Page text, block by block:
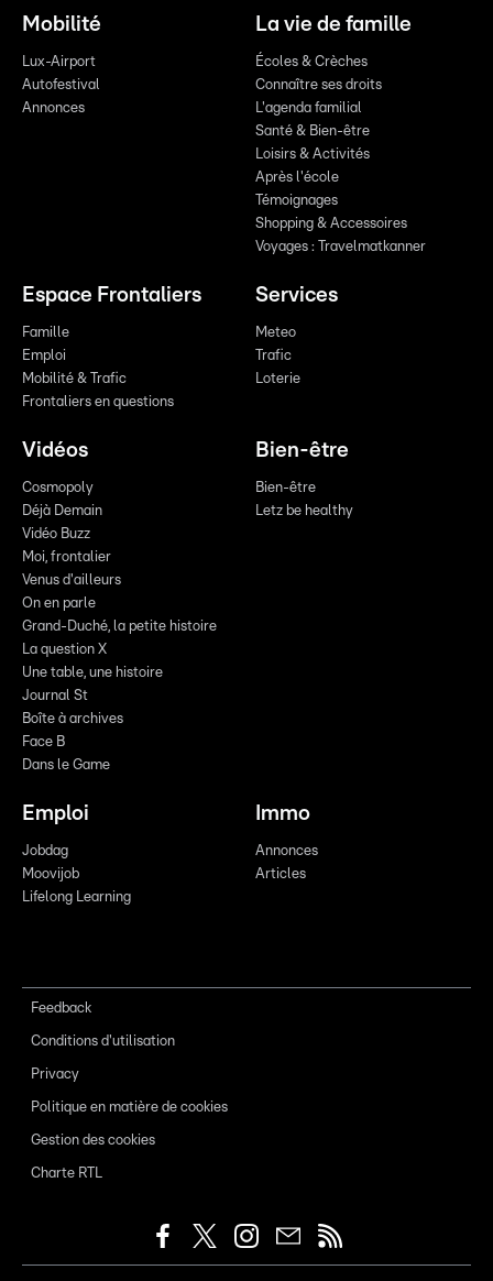
Mobilité
Lux-Airport
Autofestival
Annonces
La vie de famille
Écoles & Crèches
Connaître ses droits
L'agenda familial
Santé & Bien-être
Loisirs & Activités
Après l'école
Témoignages
Shopping & Accessoires
Voyages : Travelmatkanner
Espace Frontaliers
Famille
Emploi
Mobilité & Trafic
Frontaliers en questions
Services
Meteo
Trafic
Loterie
Vidéos
Cosmopoly
Déjà Demain
Vidéo Buzz
Moi, frontalier
Venus d'ailleurs
On en parle
Grand-Duché, la petite histoire
La question X
Une table, une histoire
Journal St
Boîte à archives
Face B
Dans le Game
Bien-être
Bien-être
Letz be healthy
Emploi
Jobdag
Moovijob
Lifelong Learning
Immo
Annonces
Articles
Feedback
Conditions d'utilisation
Privacy
Politique en matière de cookies
Gestion des cookies
Charte RTL